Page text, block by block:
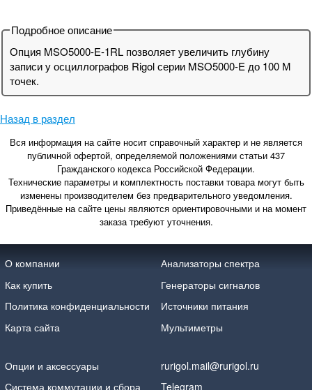
Подробное описание
Опция MSO5000-E-1RL позволяет увеличить глубину
записи у осциллографов Rigol серии MSO5000-E до 100 М
точек.
Назад в раздел
Вся информация на сайте носит справочный характер и не является
публичной офертой, определяемой положениями статьи 437
Гражданского кодекса Российской Федерации.
Технические параметры и комплектность поставки товара могут быть
изменены производителем без предварительного уведомления.
Приведённые на сайте цены являются ориентировочными и на момент
заказа требуют уточнения.
О компании
Как купить
Политика конфиденциальности
Карта сайта
Анализаторы спектра
Генераторы сигналов
Источники питания
Мультиметры
Опции и аксессуары
Система коммутации и сбора
rurigol.mail@rurigol.ru
Telegram